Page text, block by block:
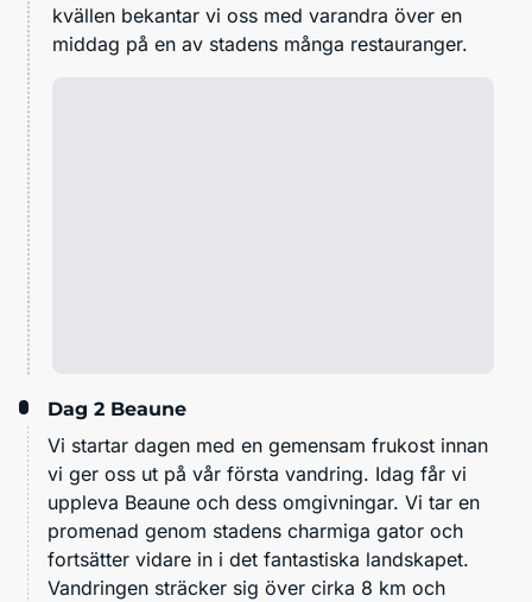
kvällen bekantar vi oss med varandra över en
middag på en av stadens många restauranger.
Dag 2 Beaune
Vi startar dagen med en gemensam frukost innan
vi ger oss ut på vår första vandring. Idag får vi
uppleva Beaune och dess omgivningar. Vi tar en
promenad genom stadens charmiga gator och
fortsätter vidare in i det fantastiska landskapet.
Vandringen sträcker sig över cirka 8 km och